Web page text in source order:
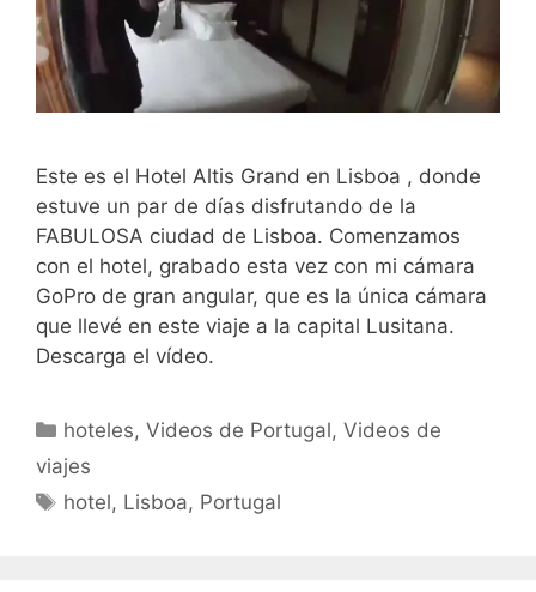
Este es el Hotel Altis Grand en Lisboa , donde
estuve un par de días disfrutando de la
FABULOSA ciudad de Lisboa. Comenzamos
con el hotel, grabado esta vez con mi cámara
GoPro de gran angular, que es la única cámara
que llevé en este viaje a la capital Lusitana.
Descarga el vídeo.
Categorías
hoteles,Videos de Portugal,Videos de
viajes
Etiquetas
hotel, Lisboa, Portugal